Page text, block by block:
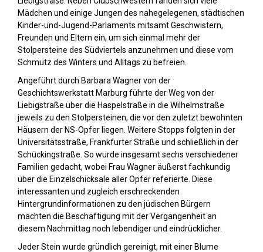
Mädchen und einige Jungen des nahegelegenen, städtischen
Kinder-und-Jugend-Parlaments mitsamt Geschwistern,
Freunden und Eltern ein, um sich einmal mehr der
Stolpersteine des Südviertels anzunehmen und diese vom
Schmutz des Winters und Alltags zu befreien.
Angeführt durch Barbara Wagner von der
Geschichtswerkstatt Marburg führte der Weg von der
Liebigstraße über die Haspelstraße in die Wilhelmstraße
jeweils zu den Stolpersteinen, die vor den zuletzt bewohnten
Häusern der NS-Opfer liegen. Weitere Stopps folgten in der
Universitätsstraße, Frankfurter Straße und schließlich in der
Schückingstraße. So wurde insgesamt sechs verschiedener
Familien gedacht, wobei Frau Wagner äußerst fachkundig
über die Einzelschicksale aller Opfer referierte. Diese
interessanten und zugleich erschreckenden
Hintergrundinformationen zu den jüdischen Bürgern
machten die Beschäftigung mit der Vergangenheit an
diesem Nachmittag noch lebendiger und eindrücklicher.
Jeder Stein wurde gründlich gereinigt, mit einer Blume